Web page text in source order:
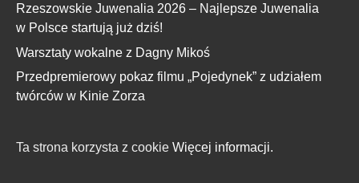
Rzeszowskie Juwenalia 2026 – Najlepsze Juwenalia
w Polsce startują już dziś!
Warsztaty wokalne z Dagny Mikoś
Przedpremierowy pokaz filmu „Pojedynek” z udziałem
twórców w Kinie Zorza
Ta strona korzysta z cookie Więcej informacji.